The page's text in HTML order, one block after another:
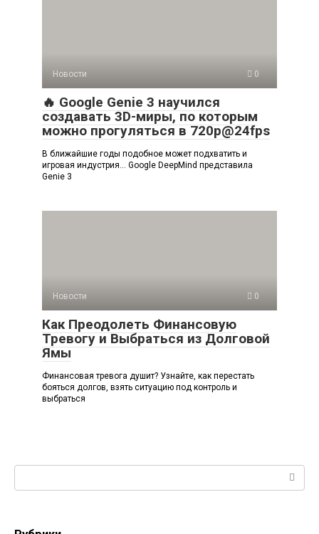
Новости 0
🔥 Google Genie 3 научился
создавать 3D-миры, по которым
можно прогуляться в 720p@24fps
В ближайшие годы подобное может подхватить и
игровая индустрия… Google DeepMind представила
Genie 3
Новости 0
Как Преодолеть Финансовую
Тревогу и Выбраться из Долговой
Ямы
Финансовая тревога душит? Узнайте, как перестать
бояться долгов, взять ситуацию под контроль и
выбраться